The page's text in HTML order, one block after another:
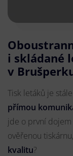
i skládané
v
Tisk letáků je
přímou
jde o první
ověřenou
kvalitu?